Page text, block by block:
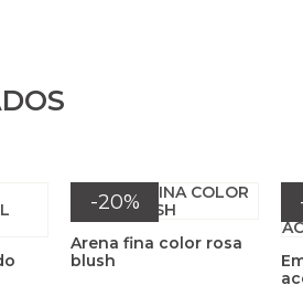
-20%
Arena fina color rosa
blush